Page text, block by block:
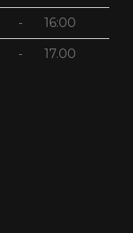
- 16:00
- 17.00